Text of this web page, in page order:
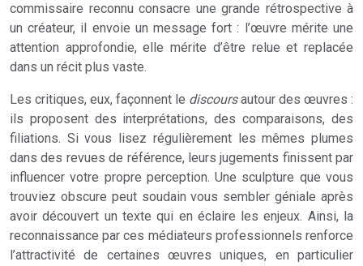
commissaire reconnu consacre une grande rétrospective à
un créateur, il envoie un message fort : l’œuvre mérite une
attention approfondie, elle mérite d’être relue et replacée
dans un récit plus vaste.
Les critiques, eux, façonnent le discoursautour des œuvres :
ils proposent des interprétations, des comparaisons, des
filiations. Si vous lisez régulièrement les mêmes plumes
dans des revues de référence, leurs jugements finissent par
influencer votre propre perception. Une sculpture que vous
trouviez obscure peut soudain vous sembler géniale après
avoir découvert un texte qui en éclaire les enjeux. Ainsi, la
reconnaissance par ces médiateurs professionnels renforce
l’attractivité de certaines œuvres uniques, en particulier